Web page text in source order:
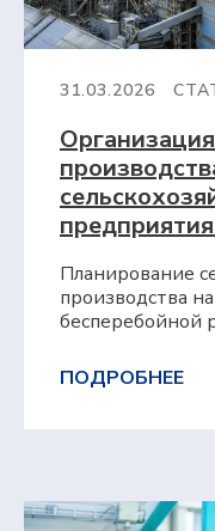
31.03.2026
Планирование
производства
бесперебойной
ПОДРОБНЕЕ